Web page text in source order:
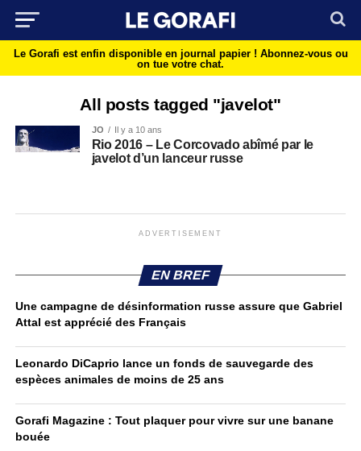
Le Gorafi est enfin disponible en journal papier ! Abonnez-vous ou
on tue votre chat.
All posts tagged "javelot"
JO Il y a 10 ans
Rio 2016 – Le Corcovado abîmé par le
javelot d’un lanceur russe
ADVERTISEMENT
EN BREF
Une campagne de désinformation russe assure que Gabriel
Attal est apprécié des Français
Leonardo DiCaprio lance un fonds de sauvegarde des
espèces animales de moins de 25 ans
Gorafi Magazine : Tout plaquer pour vivre sur une banane
bouée